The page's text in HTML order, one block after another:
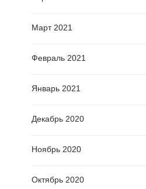
Март 2021
Февраль 2021
Январь 2021
Декабрь 2020
Ноябрь 2020
Октябрь 2020